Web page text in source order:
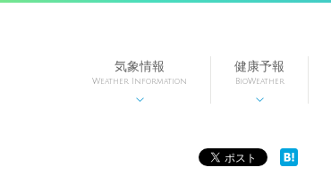
気象情報
Weather Information

健康予報
BioWeather
